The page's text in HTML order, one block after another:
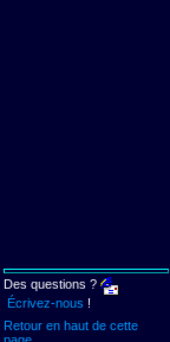
Des questions ?
Écrivez-nous !
Retour en haut de cette